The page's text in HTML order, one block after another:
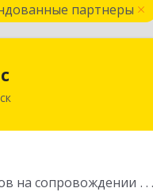
партнеры
на сопровождении